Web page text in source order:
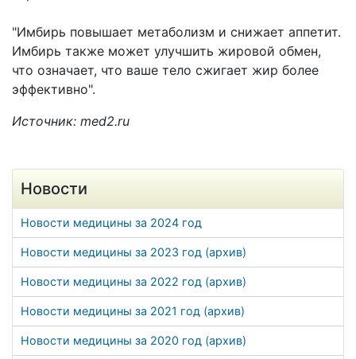
"Имбирь повышает метаболизм и снижает аппетит.
Имбирь также может улучшить жировой обмен,
что означает, что ваше тело сжигает жир более
эффективно".
Источник: med2.ru
Новости
Новости медицины за 2024 год
Новости медицины за 2023 год (архив)
Новости медицины за 2022 год (архив)
Новости медицины за 2021 год (архив)
Новости медицины за 2020 год (архив)